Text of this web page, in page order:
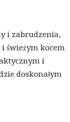
i zabrudzenia,
i świeżym kocem
i
doskonałym